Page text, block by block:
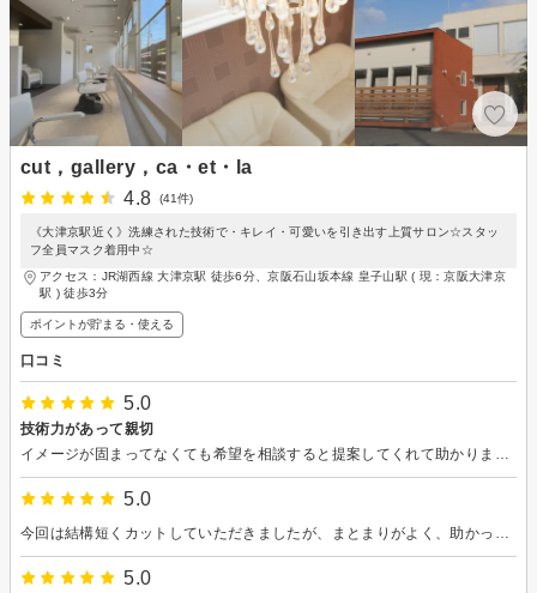
cut，gallery，ca・et・la
4.8
(41件)
《大津京駅近く》洗練された技術で・キレイ・可愛いを引き出す上質サロン☆スタッ
フ全員マスク着用中☆
アクセス：JR湖西線 大津京駅 徒歩6分、京阪石山坂本線 皇子山駅 ( 現：京阪大津京
駅 ) 徒歩3分
ポイントが貯まる・使える
口コミ
5.0
技術力があって親切
5.0
5.0